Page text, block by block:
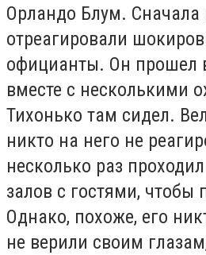
Орландо Блум. Сначала
отреагировали
официанты. Он прошел
вместе с несколькими
Тихонько там сидел.
никто на него не
несколько раз
залов с гостями, чтобы
Однако, похоже, его
не верили своим